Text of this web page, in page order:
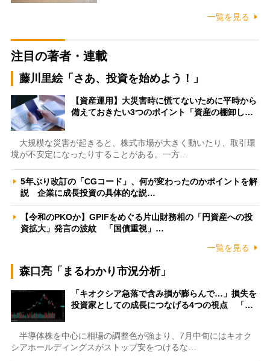
一覧を見る
注目の著者・連載
藤川里絵「さあ、投資を始めよう！」
【資産運用】大災害時に慌てないために平時から
備えておきたい3つのポイント「資産の棚卸し…
大規模な災害が起きると、株式市場が大きく動いたり、取引環
境が不安定になったりすることがある。一方…
5年ぶり改訂の「CGコード」、何が変わったのかポイントを解
説 企業に成長投資の具体的な説…
【令和のPKOか】GPIFをめぐる片山財務相の「円資産への投
資拡大」発言の波紋 「国債重視」…
一覧を見る
森口亮「まるわかり市況分析」
「キオクシア急落で含み損が膨らんで…」損失を
投資家としての成長につなげる4つの視点 「…
半導体株を中心に相場の調整色が強まり、7月中旬にはキオク
シアホールディングスがストップ安をつけるな…